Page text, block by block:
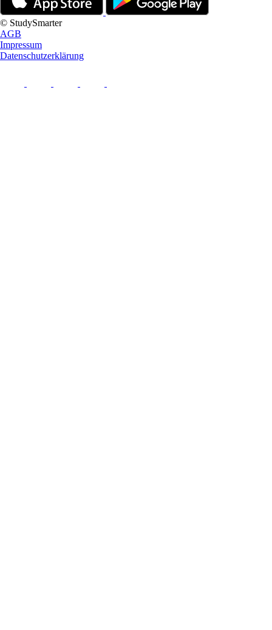
© StudySmarter
AGB
Impressum
Datenschutzerklärung